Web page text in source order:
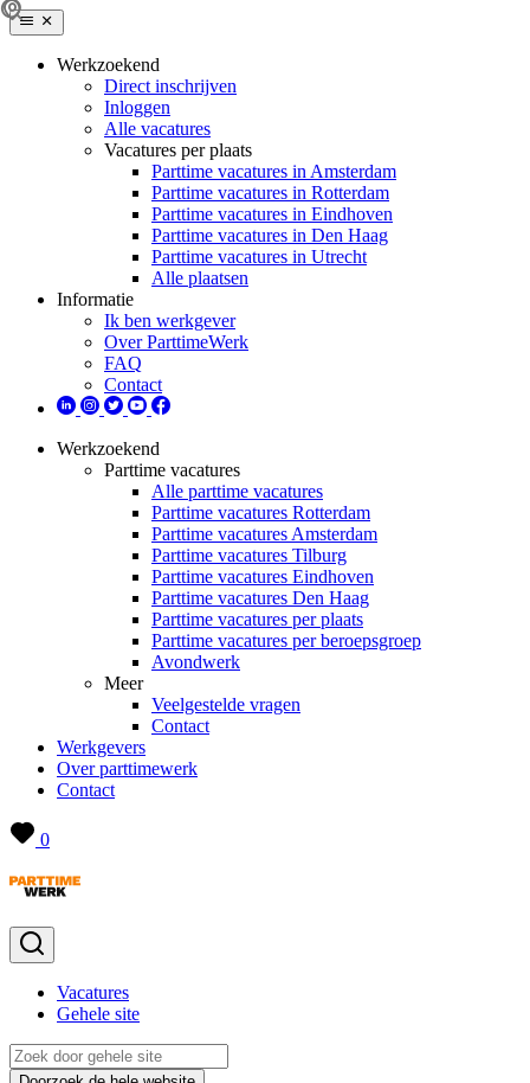
Werkzoekend
Direct inschrijven
Inloggen
Alle vacatures
Vacatures per plaats
Parttime vacatures in Amsterdam
Parttime vacatures in Rotterdam
Parttime vacatures in Eindhoven
Parttime vacatures in Den Haag
Parttime vacatures in Utrecht
Alle plaatsen
Informatie
Ik ben werkgever
Over ParttimeWerk
FAQ
Contact
Werkzoekend
Parttime vacatures
Alle parttime vacatures
Parttime vacatures Rotterdam
Parttime vacatures Amsterdam
Parttime vacatures Tilburg
Parttime vacatures Eindhoven
Parttime vacatures Den Haag
Parttime vacatures per plaats
Parttime vacatures per beroepsgroep
Avondwerk
Meer
Veelgestelde vragen
Contact
Werkgevers
Over parttimewerk
Contact
0
Vacatures
Gehele site